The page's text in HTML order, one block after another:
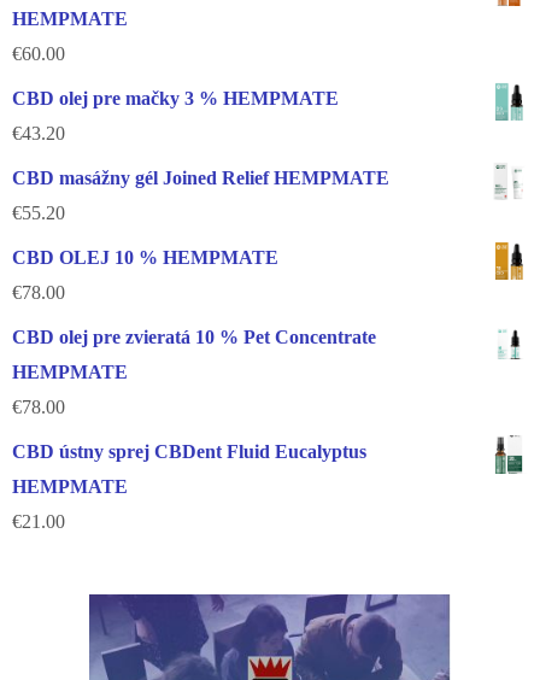
HEMPMATE
€60.00
CBD olej pre mačky 3 % HEMPMATE
€43.20
CBD masážny gél Joined Relief HEMPMATE
€55.20
CBD OLEJ 10 % HEMPMATE
€78.00
CBD olej pre zvieratá 10 % Pet Concentrate
HEMPMATE
€78.00
CBD ústny sprej CBDent Fluid Eucalyptus
HEMPMATE
€21.00